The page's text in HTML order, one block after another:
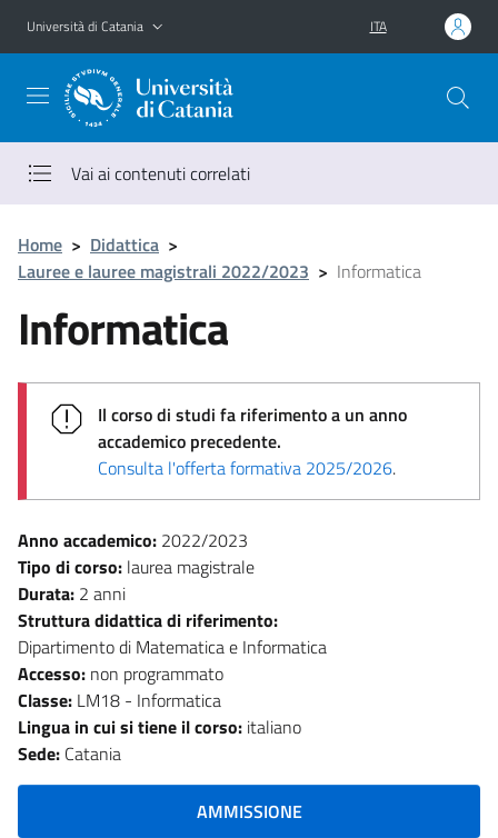
Vai al contenuto principale
Vai al menu di navigazione
Università di Catania ITA
Vai ai contenuti correlati
Home > Didattica >
Lauree e lauree magistrali 2022/2023 > Informatica
Informatica
Il corso di studi fa riferimento a un anno
accademico precedente.
Consulta l'offerta formativa 2025/2026.
Anno accademico: 2022/2023
Tipo di corso: laurea magistrale
Durata: 2 anni
Struttura didattica di riferimento:
Dipartimento di Matematica e Informatica
Accesso: non programmato
Classe: LM18 - Informatica
Lingua in cui si tiene il corso: italiano
Sede: Catania
AMMISSIONE